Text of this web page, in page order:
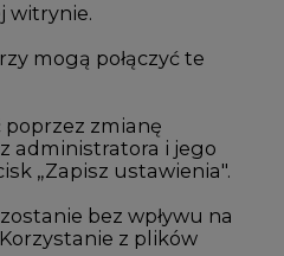
wind
energii
samorządy
witrynie.
mogą połączyć te
zmianę
administratora i jego
„Zapisz ustawienia".
bez wpływu na
z plików